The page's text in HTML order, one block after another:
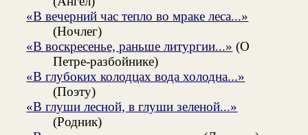
«В вечерний час тепло во мраке леса...»
(Ночлег)
«В воскресенье, раньше литургии...» (О
Петре-разбойнике)
«В глубоких колодцах вода холодна...»
(Поэту)
«В глуши лесной, в глуши зеленой...»
(Родник)